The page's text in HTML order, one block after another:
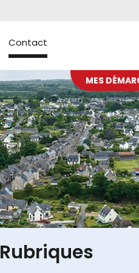
Contact
MES
Rubriques